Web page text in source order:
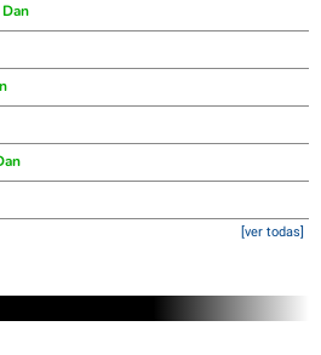
[ver todas]